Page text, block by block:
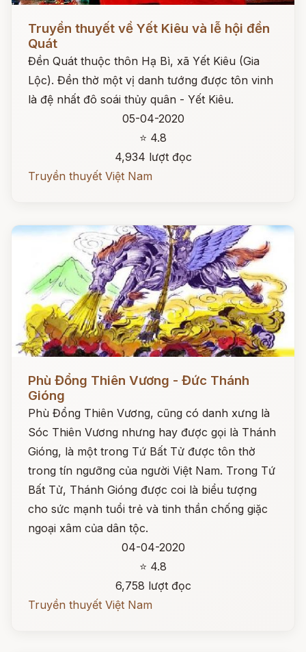
Đọc ngay
Truyền thuyết về Yết Kiêu và lễ hội đền
Quát
Đền Quát thuộc thôn Hạ Bì, xã Yết Kiêu (Gia
Lộc). Đền thờ một vị danh tướng được tôn vinh
là đệ nhất đô soái thủy quân - Yết Kiêu.
05-04-2020
⭐ 4.8
4,934 lượt đọc
Truyền thuyết Việt Nam
Phù Đổng Thiên Vương - Đức Thánh
Gióng
Phù Đổng Thiên Vương, cũng có danh xưng là
Sóc Thiên Vương nhưng hay được gọi là Thánh
Gióng, là một trong Tứ Bất Tử được tôn thờ
trong tín ngưỡng của người Việt Nam. Trong Tứ
Bất Tử, Thánh Gióng được coi là biểu tượng
cho sức mạnh tuổi trẻ và tinh thần chống giặc
ngoại xâm của dân tộc.
04-04-2020
⭐ 4.8
6,758 lượt đọc
Truyền thuyết Việt Nam